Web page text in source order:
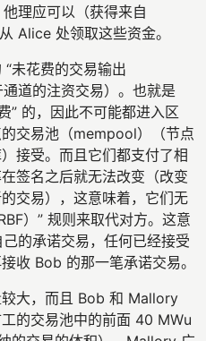
理应可以（获得来自
Alice 处领取这些资金。
未花费的交易输出
通道的注资交易）。也就是
” 的，因此不可能都进入区
交易池（mempool）（节点
接受。而且它们都支付了相
签名之后就无法改变（改变
交易），这意味着，它们无
RBF）” 规则来取代对方。这意
的承诺交易，任何已经接受
收 Bob 的那一笔承诺交易。
大，而且 Bob 和 Mallory
的交易池中的前面 40 MWu